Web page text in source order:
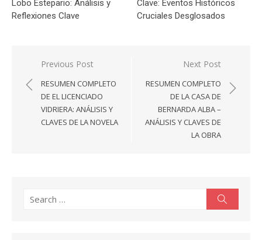
Lobo Estepario: Análisis y
Reflexiones Clave
Clave: Eventos Históricos
Cruciales Desglosados
Navegación
de
entradas
Previous Post
RESUMEN COMPLETO
DE EL LICENCIADO
VIDRIERA: ANÁLISIS Y
CLAVES DE LA NOVELA
Next Post
RESUMEN COMPLETO
DE LA CASA DE
BERNARDA ALBA –
ANÁLISIS Y CLAVES DE
LA OBRA
Search